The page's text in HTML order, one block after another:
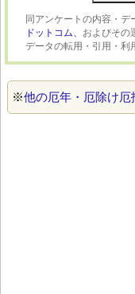
同アンケートの内容・デ
ドットコム、 およびその
データの転用・引用・利
※他の厄年・厄除け